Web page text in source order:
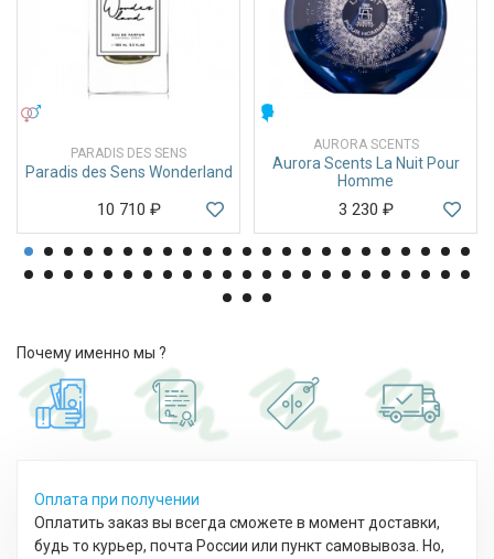
PARADIS DES SENS
Paradis des Sens Wonderland
10 710 ₽
AURORA SCENTS
Aurora Scents La Nuit Pour
Homme
3 230 ₽
Почему именно мы ?
Оплата при получении
Оплатить заказ вы всегда сможете в момент доставки,
будь то курьер, почта России или пункт самовывоза. Но,